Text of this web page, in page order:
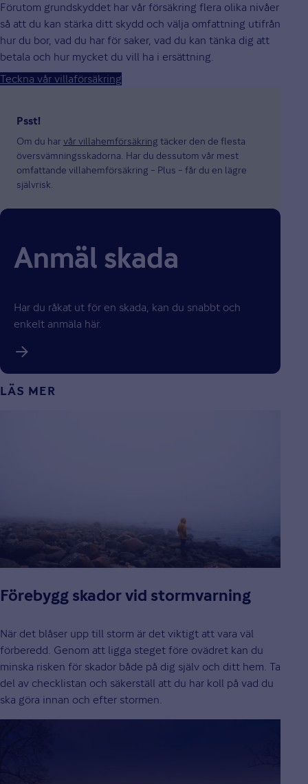
Förutom grundskyddet har vår försäkring flera olika nivåer
så att du kan stärka ditt skydd och välja omfattning utifrån
hur du bor, vad du har för saker, vad du kan tänka dig att
betala och hur mycket du vill ha i ersättning.
Teckna vår villaförsäkring
Psst!
Om du har vår villahemförsäkring täcker den de flesta
översvämningsskadorna. Har du dessutom vår mest
omfattande villahemförsäkring – Plus – får du en lägre
självrisk.
Anmäl skada
Har du råkat ut för en skada, kan du snabbt och
enkelt anmäla här.
LÄS MER
Förebygg skador vid stormvarning
När det blåser upp till storm är det viktigt att vara väl
förberedd. Genom att ligga steget före ovädret kan du
minska risken för skador både på dig själv och ditt hem. Ta
del av checklistan och säkerställ att du har koll på vad du
ska göra innan och efter stormen.